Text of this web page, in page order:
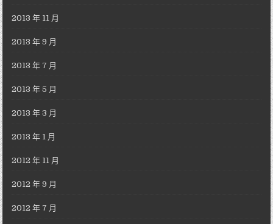
2013 年 11 月
2013 年 9 月
2013 年 7 月
2013 年 5 月
2013 年 3 月
2013 年 1 月
2012 年 11 月
2012 年 9 月
2012 年 7 月